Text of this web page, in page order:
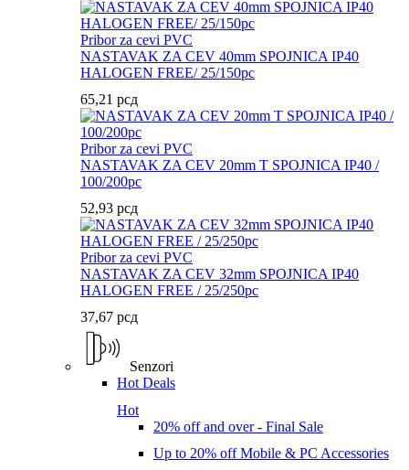
Pribor za cevi PVC
NASTAVAK ZA CEV 40mm SPOJNICA IP40
HALOGEN FREE/ 25/150pc
65,21 рсд
Pribor za cevi PVC
NASTAVAK ZA CEV 20mm T SPOJNICA IP40 /
100/200pc
52,93 рсд
Pribor za cevi PVC
NASTAVAK ZA CEV 32mm SPOJNICA IP40
HALOGEN FREE / 25/250pc
37,67 рсд
Senzori
Hot Deals
Hot
20% off and over - Final Sale
Up to 20% off Mobile & PC Accessories